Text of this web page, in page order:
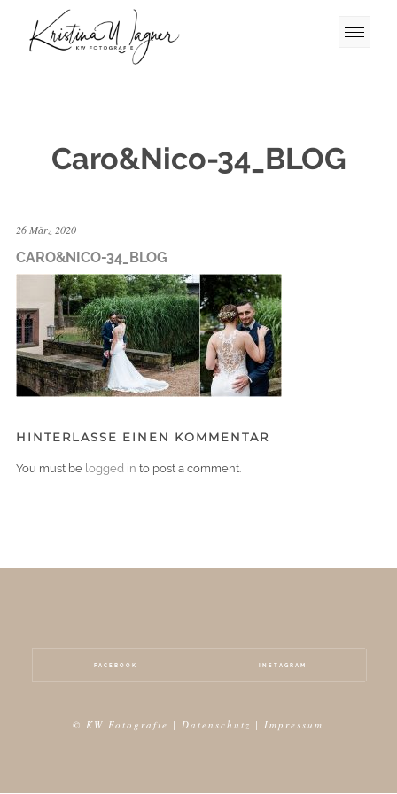
Caro&Nico-34_BLOG
26 März 2020
CARO&NICO-34_BLOG
HINTERLASSE EINEN KOMMENTAR
You must be logged in to post a comment.
FACEBOOK INSTAGRAM
© KW Fotografie |Datenschutz |Impressum